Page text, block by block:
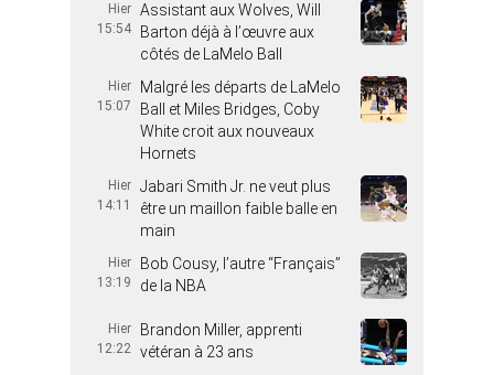
Hier
15:54
Assistant aux Wolves, Will
Barton déjà à l’œuvre aux
côtés de LaMelo Ball
Hier
15:07
Malgré les départs de LaMelo
Ball et Miles Bridges, Coby
White croit aux nouveaux
Hornets
Hier
14:11
Jabari Smith Jr. ne veut plus
être un maillon faible balle en
main
Hier
13:19
Bob Cousy, l’autre “Français”
de la NBA
Hier
12:22
Brandon Miller, apprenti
vétéran à 23 ans